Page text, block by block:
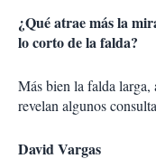
¿Qué atrae más la
lo corto de la falda?
Más bien la falda larga,
revelan algunos
David Vargas